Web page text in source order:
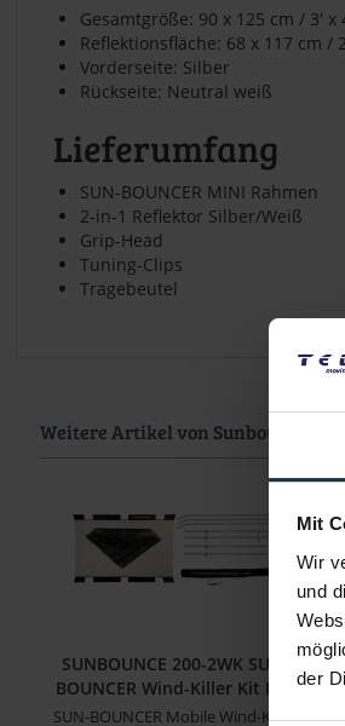
Mit
Wir
und
der
Gesamtgröße: 90 x 125 cm / 3' x
Reflektionsfläche: 68 x 117 cm /
Vorderseite: Silber
Rückseite: Neutral weiß
Lieferumfang
SUN-BOUNCER MINI Rahmen
2-in-1 Reflektor Silber/Weiß
Grip-Head
Tuning-Clips
Tragebeutel
Weitere Artikel von Sunbounce
SUNBOUNCE 200-2WK SUN-
BOUNCER Wind-Killer Kit Pro
SUN-BOUNCER Mobile Wind-Killer